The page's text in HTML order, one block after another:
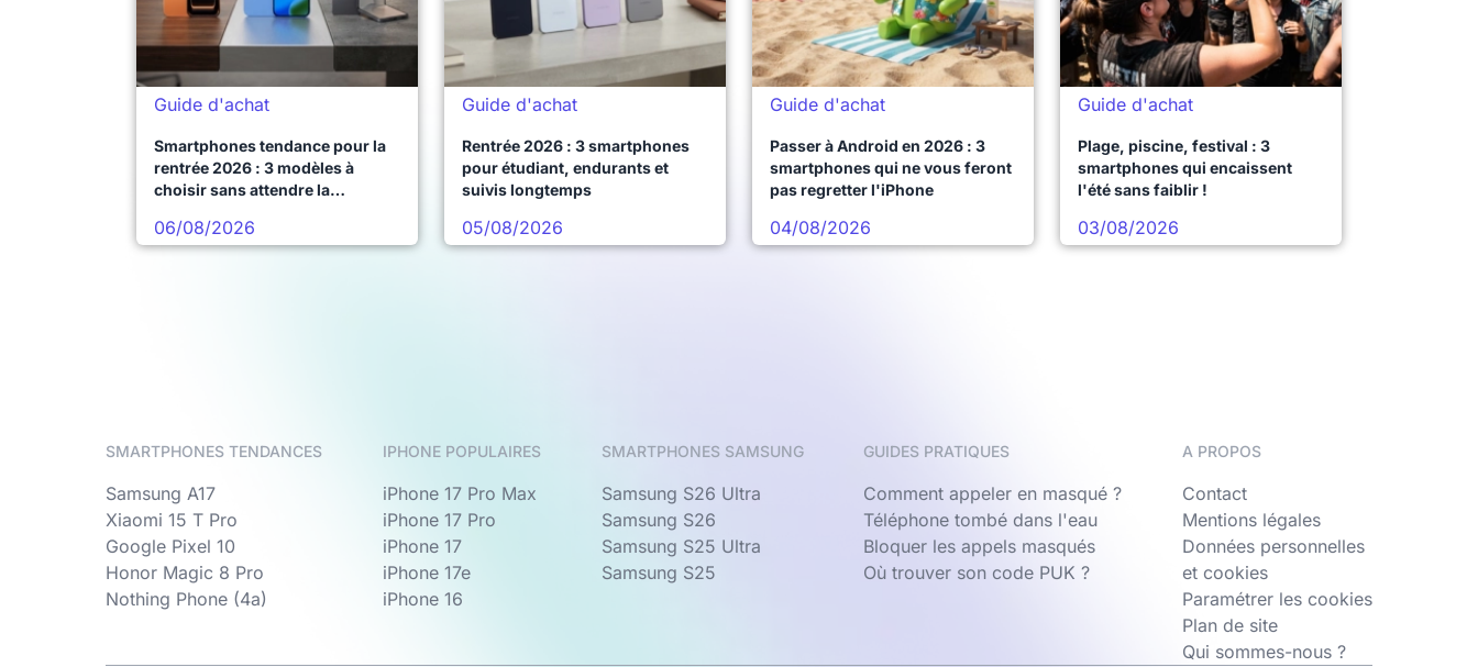
Guide d'achat
Smartphones tendance pour la
rentrée 2026 : 3 modèles à
choisir sans attendre la
06/08/2026
Guide d'achat
Rentrée 2026 : 3 smartphones
pour étudiant, endurants et
suivis longtemps
05/08/2026
Guide d'achat
Passer à Android en 2026 : 3
smartphones qui ne vous feront
pas regretter l'iPhone
04/08/2026
Guide d'achat
Plage, piscine, festival : 3
smartphones qui encaissent
l'été sans faiblir !
03/08/2026
SMARTPHONES TENDANCES
Samsung A17
Xiaomi 15 T Pro
Google Pixel 10
Honor Magic 8 Pro
Nothing Phone (4a)
IPHONE POPULAIRES
iPhone 17 Pro Max
iPhone 17 Pro
iPhone 17
iPhone 17e
iPhone 16
SMARTPHONES SAMSUNG
Samsung S26 Ultra
Samsung S26
Samsung S25 Ultra
Samsung S25
GUIDES PRATIQUES
Comment appeler en masqué ?
Téléphone tombé dans l'eau
Bloquer les appels masqués
Où trouver son code PUK ?
A PROPOS
Contact
Mentions légales
Données personnelles
et cookies
Paramétrer les cookies
Plan de site
Qui sommes-nous ?